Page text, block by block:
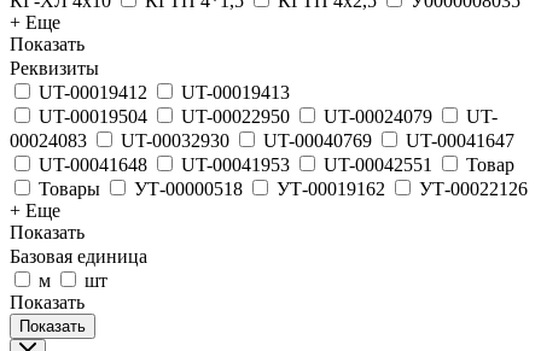
+ Еще
Показать
Реквизиты
UT-00019412
UT-00019413
UT-00019504
UT-00022950 UT-00024079
UT-
00024083
UT-00032930 UT-00040769
UT-00041647
UT-00041648
UT-00041953 UT-00042551
Товар
Товары
УТ-00000518 УТ-00019162
УТ-00022126
+ Еще
Показать
Базовая единица
м
шт
Показать
Показать